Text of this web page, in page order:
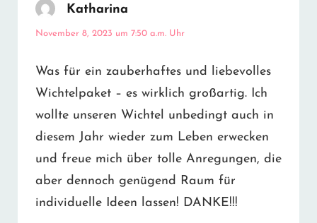
Katharina
November 8, 2023 um 7:50 a.m. Uhr
Was für ein zauberhaftes und liebevolles
Wichtelpaket – es wirklich großartig. Ich
wollte unseren Wichtel unbedingt auch in
diesem Jahr wieder zum Leben erwecken
und freue mich über tolle Anregungen, die
aber dennoch genügend Raum für
individuelle Ideen lassen! DANKE!!!